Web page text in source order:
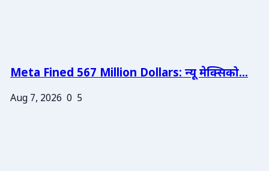
Meta Fined 567 Million Dollars: न्यू मेक्सिको...
Aug 7, 2026 0 5